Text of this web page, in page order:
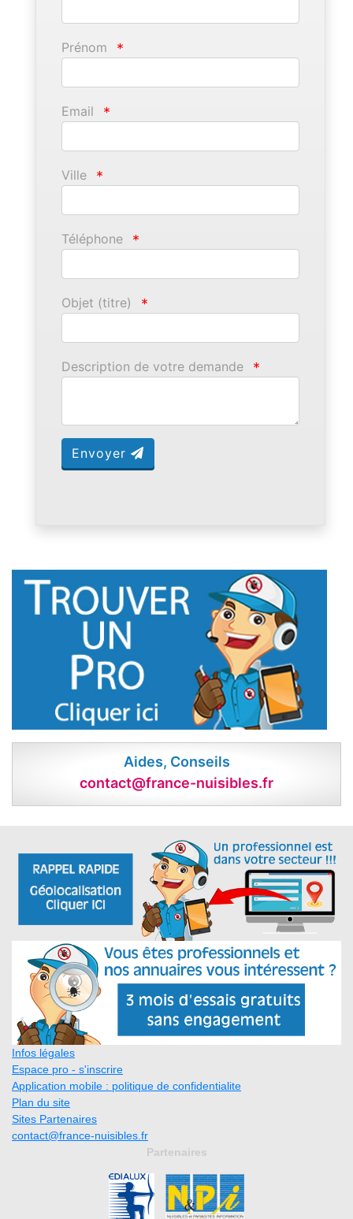
Prénom *
Email *
Ville *
Téléphone *
Objet (titre) *
Description de votre demande *
Envoyer
Aides, Conseils
contact@france-nuisibles.fr
Infos légales
Espace pro - s'inscrire
Application mobile : politique de confidentialite
Plan du site
Sites Partenaires
contact@france-nuisibles.fr
Partenaires